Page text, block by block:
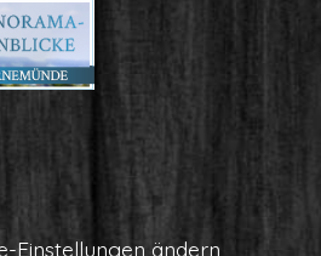
Ein­stel­lun­gen ändern